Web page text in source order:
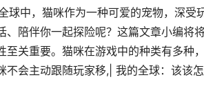
球中，猫咪作为一种可爱的宠物，深受
陪伴你一起探险呢？这篇文章小编将
关重要。猫咪在游戏中的种类有多种
会主动跟随玩家移,| 我的全球：该该